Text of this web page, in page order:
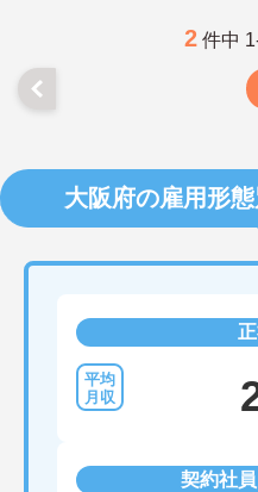
2 件中
大阪府の雇用形
契約社